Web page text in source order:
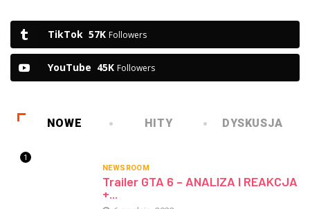
TikTok 57K Followers
YouTube 45K Followers
NOWE HITY DYSKUSJA
1
NEWSROOM
Trailer GTA 6 – ANALIZA I REAKCJA
+...